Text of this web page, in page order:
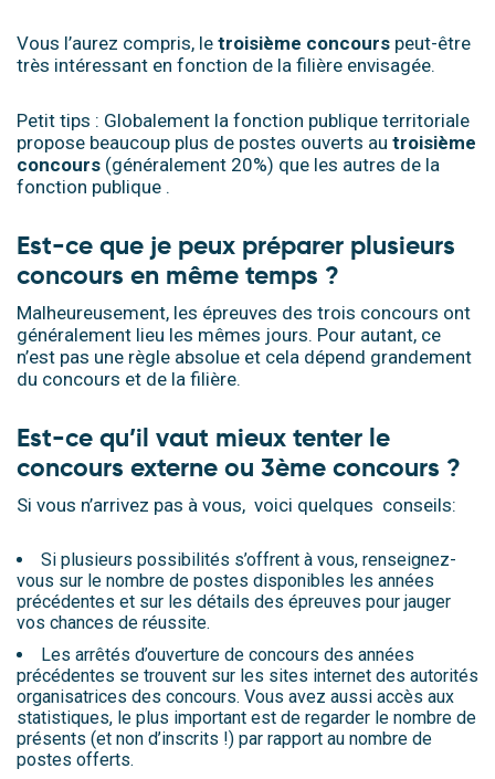
Vous l’aurez compris, le troisième concours peut-être
très intéressant en fonction de la filière envisagée.
Petit tips : Globalement la fonction publique territoriale
propose beaucoup plus de postes ouverts au troisième
concours (généralement 20%) que les autres de la
fonction publique .
Est-ce que je peux préparer plusieurs
concours en même temps ?
Malheureusement, les épreuves des trois concours ont
généralement lieu les mêmes jours. Pour autant, ce
n’est pas une règle absolue et cela dépend grandement
du concours et de la filière.
Est-ce qu’il vaut mieux tenter le
concours externe ou 3ème concours ?
Si vous n’arrivez pas à vous, voici quelques conseils:
Si plusieurs possibilités s’offrent à vous, renseignez-
vous sur le nombre de postes disponibles les années
précédentes et sur les détails des épreuves pour jauger
vos chances de réussite.
Les arrêtés d’ouverture de concours des années
précédentes se trouvent sur les sites internet des autorités
organisatrices des concours. Vous avez aussi accès aux
statistiques, le plus important est de regarder le nombre de
présents (et non d’inscrits !) par rapport au nombre de
postes offerts.